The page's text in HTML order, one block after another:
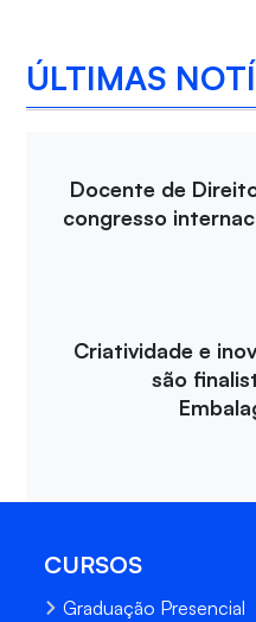
ÚLTIMAS
Docente de
congresso
Criatividade e
são
CURSOS
Graduação Presencial